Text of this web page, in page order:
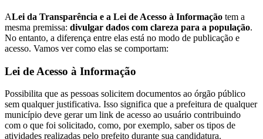
ALei da Transparência e a Lei de Acesso à Informação tem a
mesma premissa: divulgar dados com clareza para a população.
No entanto, a diferença entre elas está no modo de publicação e
acesso. Vamos ver como elas se comportam:
Lei de Acesso à Informação
Possibilita que as pessoas solicitem documentos ao órgão público
sem qualquer justificativa. Isso significa que a prefeitura de qualquer
município deve gerar um link de acesso ao usuário contribuindo
com o que foi solicitado, como, por exemplo, saber os tipos de
atividades realizadas pelo prefeito durante sua candidatura.